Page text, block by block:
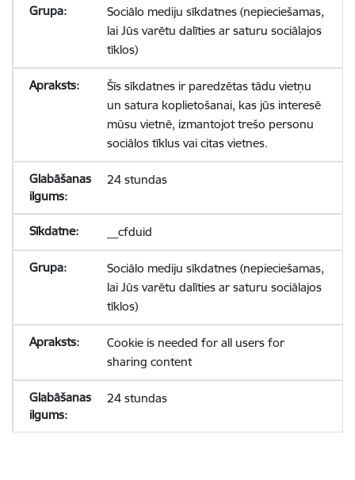
Sociālo mediju sīkdatnes (nepieciešamas,
lai Jūs varētu dalīties ar saturu sociālajos
tīklos)
Šīs sīkdatnes ir paredzētas tādu vietņu
un satura koplietošanai, kas jūs interesē
mūsu vietnē, izmantojot trešo personu
sociālos tīklus vai citas vietnes.
24 stundas
__cfduid
Sociālo mediju sīkdatnes (nepieciešamas,
lai Jūs varētu dalīties ar saturu sociālajos
tīklos)
Cookie is needed for all users for
sharing content
24 stundas